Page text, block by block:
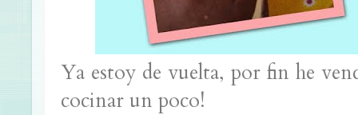
Ya estoy de vuelta, por fin he
cocinar un poco!